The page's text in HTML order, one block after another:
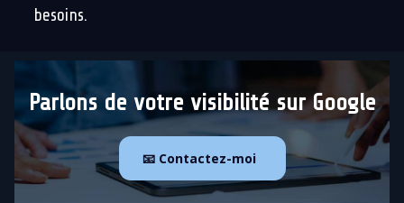
besoins.
Parlons de votre visibilité sur Google
📧 Contactez-moi